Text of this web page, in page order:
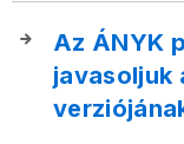
Az ÁNYK
javasoljuk